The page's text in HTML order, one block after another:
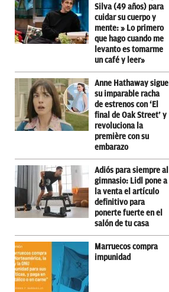
Silva (49 años) para
cuidar su cuerpo y
mente: » Lo primero
que hago cuando me
levanto es tomarme
un café y leer»
Anne Hathaway sigue
su imparable racha
de estrenos con ‘El
final de Oak Street’ y
revoluciona la
première con su
embarazo
Adiós para siempre al
gimnasio: Lidl pone a
la venta el artículo
definitivo para
ponerte fuerte en el
salón de tu casa
Marruecos compra
impunidad